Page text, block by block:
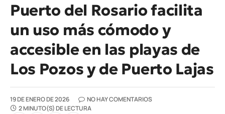
Puerto del Rosario facilita
un uso más cómodo y
accesible en las playas de
Los Pozos y de Puerto Lajas
19 DE ENERO DE 2026
NO HAY COMENTARIOS
2 MINUTO(S) DE LECTURA